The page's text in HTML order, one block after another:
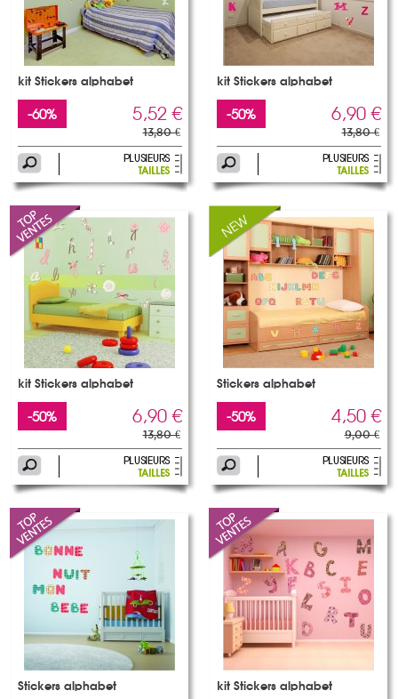
kit Stickers alphabet
-60% 5,52 €
13,80 €
kit Stickers alphabet
-50% 6,90 €
13,80 €
kit Stickers alphabet
-50% 6,90 €
13,80 €
Stickers alphabet
-50% 4,50 €
9,00 €
Stickers alphabet kit Stickers alphabet